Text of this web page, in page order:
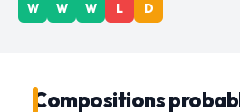
W W W L D
Compositions